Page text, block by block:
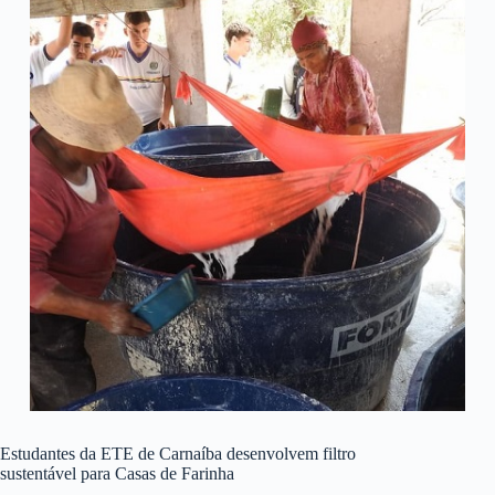
Estudantes da ETE de Carnaíba desenvolvem filtro
sustentável para Casas de Farinha